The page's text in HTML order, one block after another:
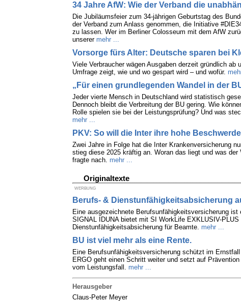
34 Jahre AfW: Wie der Verband die
Die Jubiläumsfeier zum 34-jährigen Geburtstag des
der Verband zum Anlass genommen, die Initiative
zu lassen. Wer im Berliner Colosseum mit dem AfW
unserer mehr ...
Vorsorge fürs Alter: Deutsche sparen bei
Viele Verbraucher wägen Ausgaben derzeit gründlich
Umfrage zeigt, wie und wo gespart wird – und wofür.
„Für einen grundlegenden Wandel in der
Jeder vierte Mensch in Deutschland wird statistisch
Dennoch bleibt die Verbreitung der BU gering. Wie
Rolle spielen sie bei der Leistungsprüfung? Und was
mehr ...
PKV: So will die Inter ihre hohe
Zwei Jahre in Folge hat die Inter Krankenversicherung
stieg diese 2025 kräftig an. Woran das liegt und was
fragte nach. mehr ...
Originaltexte
WERBUNG
Berufs- & Dienstunfähigkeitsabsicherung
Eine ausgezeichnete Berufsunfähigkeitsversicherung
SIGNAL IDUNA bietet mit SI WorkLife EXKLUSIV-
Dienstunfähigkeitsabsicherung für Beamte. mehr ...
BU ist viel mehr als eine Rente.
Eine Berufsunfähigkeitsversicherung schützt im
ERGO geht einen Schritt weiter und setzt auf
vom Leistungsfall. mehr ...
Herausgeber
Claus-Peter Meyer